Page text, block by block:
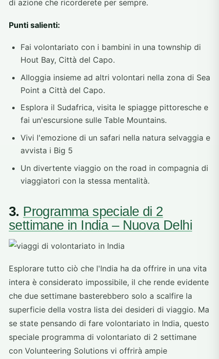
di azione che ricorderete per sempre.
Punti salienti:
Fai volontariato con i bambini in una township di
Hout Bay, Città del Capo.
Alloggia insieme ad altri volontari nella zona di Sea
Point a Città del Capo.
Esplora il Sudafrica, visita le spiagge pittoresche e
fai un'escursione sulle Table Mountains.
Vivi l'emozione di un safari nella natura selvaggia e
avvista i Big 5
Un divertente viaggio on the road in compagnia di
viaggiatori con la stessa mentalità.
3. Programma speciale di 2
settimane in India – Nuova Delhi
Esplorare tutto ciò che l'India ha da offrire in una vita
intera è considerato impossibile, il che rende evidente
che due settimane basterebbero solo a scalfire la
superficie della vostra lista dei desideri di viaggio. Ma
se state pensando di fare volontariato in India, questo
speciale programma di volontariato di 2 settimane
con Volunteering Solutions vi offrirà ampie